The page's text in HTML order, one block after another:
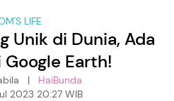
LIFE
Unik di Dunia, Ada
Google Earth!
| HaiBunda
2023 20:27 WIB